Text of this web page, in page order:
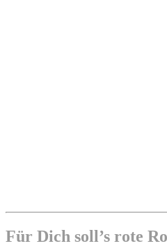
Für Dich soll’s rote